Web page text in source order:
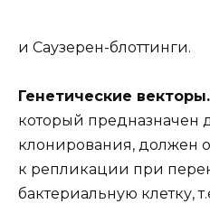
и Саузерен-блоттинги.
Генетические векторы.
который предназначен
клонирования, должен
к репликации при
бактериальную клетку,